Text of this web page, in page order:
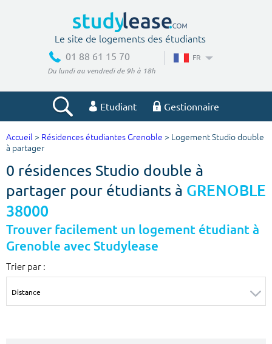
Le site de logements des étudiants
01 88 61 15 70
Du lundi au vendredi de 9h à 18h
FR
Etudiant Gestionnaire
Votre recherche
Ville, école
Budget min
€
Budget max
m² m²
Accueil > Résidences étudiantes Grenoble > Logement Studio double
à partager
0 résidences Studio double à
partager pour étudiants à GRENOBLE
38000
Trouver facilement un logement étudiant à
Grenoble avec Studylease
Trier par :